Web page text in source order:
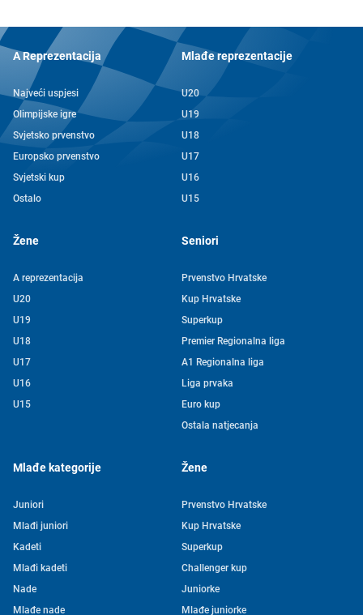
A Reprezentacija
Najveći uspjesi
Olimpijske igre
Svjetsko prvenstvo
Europsko prvenstvo
Svjetski kup
Ostalo
Mlađe reprezentacije
U20
U19
U18
U17
U16
U15
Žene
A reprezentacija
U20
U19
U18
U17
U16
U15
Seniori
Prvenstvo Hrvatske
Kup Hrvatske
Superkup
Premier Regionalna liga
A1 Regionalna liga
Liga prvaka
Euro kup
Ostala natjecanja
Mlađe kategorije
Juniori
Mlađi juniori
Kadeti
Mlađi kadeti
Nade
Mlađe nade
Žene
Prvenstvo Hrvatske
Kup Hrvatske
Superkup
Challenger kup
Juniorke
Mlađe juniorke